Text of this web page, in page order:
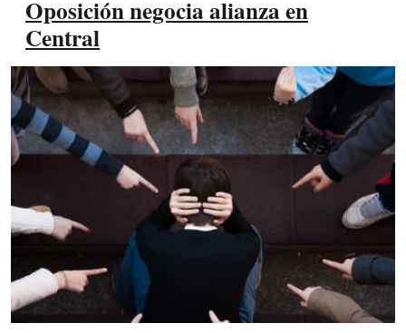
Oposición negocia alianza en
Central